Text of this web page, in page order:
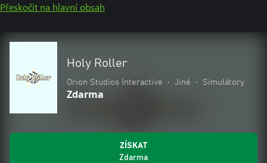
Přeskočit na hlavní obsah
Holy Roller
Orion Studios Interactive • Jiné • Simulátory
Zdarma
ZÍSKAT
Zdarma